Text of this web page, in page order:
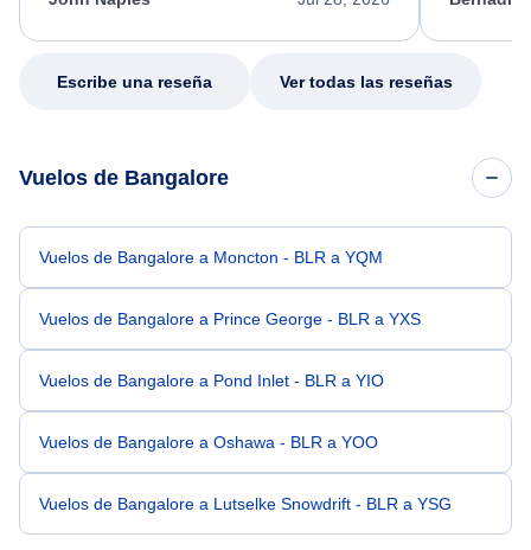
my issue.
Escribe una reseña Ver todas las reseñas
Vuelos de Bangalore
Vuelos de Bangalore a Moncton - BLR a YQM
Vuelos de Bangalore a Prince George - BLR a YXS
Vuelos de Bangalore a Pond Inlet - BLR a YIO
Vuelos de Bangalore a Oshawa - BLR a YOO
Vuelos de Bangalore a Lutselke Snowdrift - BLR a YSG